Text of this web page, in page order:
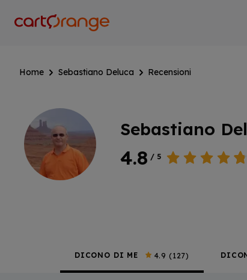
contenuto
Home Sebastiano Deluca Recensioni
Sebastiano
4.8 / 5
DICONO DI ME 4.9 (127)